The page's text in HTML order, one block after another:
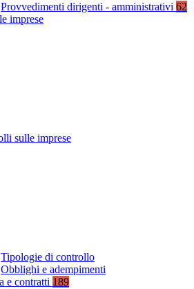
Provvedimenti dirigenti - amministrativi 62
imprese
sulle imprese
Tipologie di controllo
Obblighi e adempimenti
e contratti 189